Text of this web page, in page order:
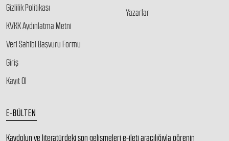
Gizlilik Politikası
KVKK Aydınlatma Metni
Veri Sahibi Başvuru Formu
Giriş
Kayıt Ol
Yazarlar
E-BÜLTEN
Kaydolun ve literatürdeki son gelişmeleri e-ileti aracılığıyla öğrenin